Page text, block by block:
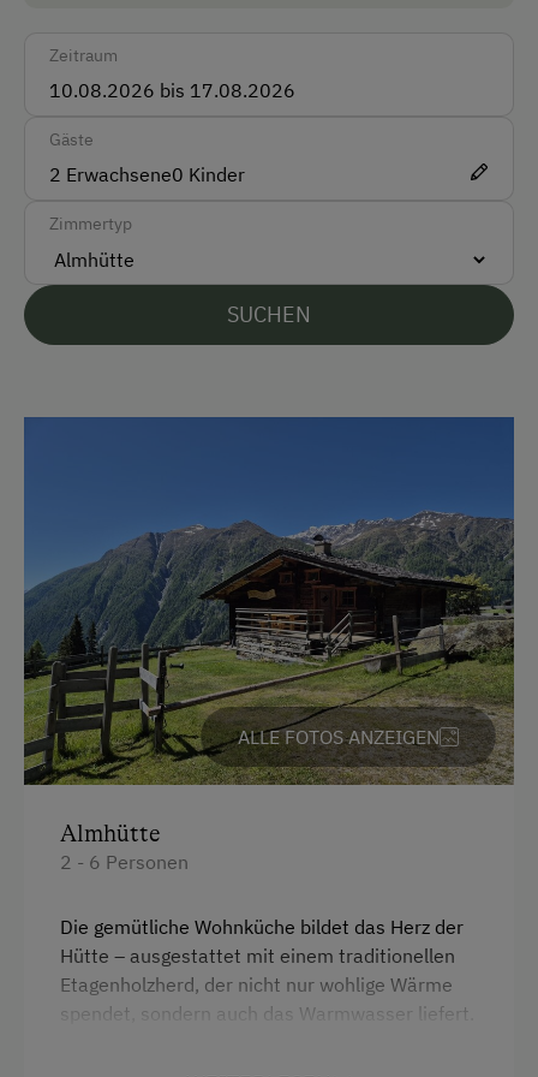
Englisch
Parken
Unterkunftsart
Almhüttenvermietung
Kinder-Ausstattung
Ausstattung der Wohneinheit
Bettwäsche vorhanden
Geschirr vorhanden
Kaffeemaschine
Terrasse
Verpflegung
Ohne Verpflegung
Zeitraum
Gäste
2 Erwachsene0 Kinder
Zimmertyp
SUCHEN
ALLE FOTOS ANZEIGEN
Almhütte
2 - 6 Personen
Die gemütliche Wohnküche bildet das Herz der
Hütte – ausgestattet mit einem traditionellen
Etagenholzherd, der nicht nur wohlige Wärme
spendet, sondern auch das Warmwasser liefert.